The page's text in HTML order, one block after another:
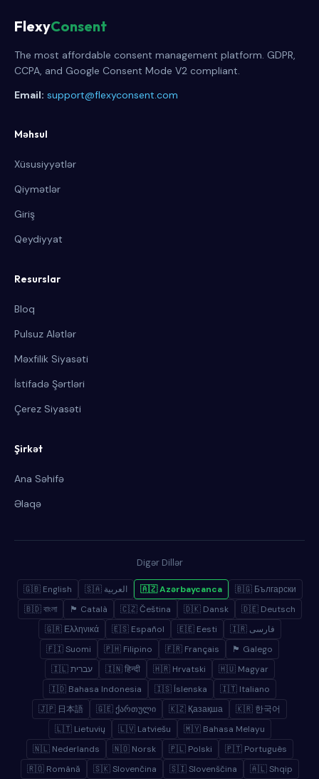
FlexyConsent
The most affordable consent management platform. GDPR,
CCPA, and Google Consent Mode V2 compliant.
Email: support@flexyconsent.com
Məhsul
Xüsusiyyətlər
Qiymətlər
Giriş
Qeydiyyat
Resurslar
Bloq
Pulsuz Alətlər
Məxfilik Siyasəti
İstifadə Şərtləri
Çerez Siyasəti
Şirkət
Ana Səhifə
Əlaqə
Digər Dillər
🇬🇧 English 🇸🇦 العربية 🇦🇿 Azərbaycanca
🇧🇬 Български
🇧🇩 বাংলা
🏴 Català 🇨🇿 Čeština 🇩🇰 Dansk
🇩🇪 Deutsch
🇬🇷 Ελληνικά
🇪🇸 Español 🇪🇪 Eesti
🇮🇷 فارسی
🇫🇮 Suomi
🇵🇭 Filipino 🇫🇷 Français
🏴 Galego
🇮🇱 עברית
🇮🇳 हिन्दी 🇭🇷 Hrvatski
🇭🇺 Magyar
🇮🇩 Bahasa Indonesia
🇮🇸 Íslenska
🇮🇹 Italiano
🇯🇵 日本語
🇬🇪 ქართული 🇰🇿 Қазақша
🇰🇷 한국어
🇱🇹 Lietuvių
🇱🇻 Latviešu
🇲🇾 Bahasa Melayu
🇳🇱 Nederlands
🇳🇴 Norsk 🇵🇱 Polski
🇵🇹 Português
🇷🇴 Română
🇸🇰 Slovenčina 🇸🇮 Slovenščina 🇦🇱 Shqip